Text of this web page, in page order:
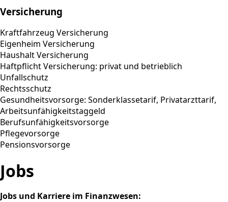
Versicherung
Kraftfahrzeug Versicherung
Eigenheim Versicherung
Haushalt Versicherung
Haftpflicht Versicherung: privat und betrieblich
Unfallschutz
Rechtsschutz
Gesundheitsvorsorge: Sonderklassetarif, Privatarzttarif,
Arbeitsunfähigkeitstaggeld
Berufsunfähigkeitsvorsorge
Pflegevorsorge
Pensionsvorsorge
Jobs
Jobs und Karriere im Finanzwesen: